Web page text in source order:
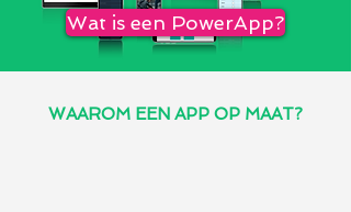
Wat is een PowerApp?
WAAROM EEN APP OP MAAT?